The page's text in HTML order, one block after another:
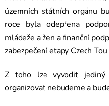
územních státních orgánu
roce byla odepřena
mládeže a žen a finanční
zabezpečení etapy Czech
Z toho lze vyvodit
organizovat nebudeme a